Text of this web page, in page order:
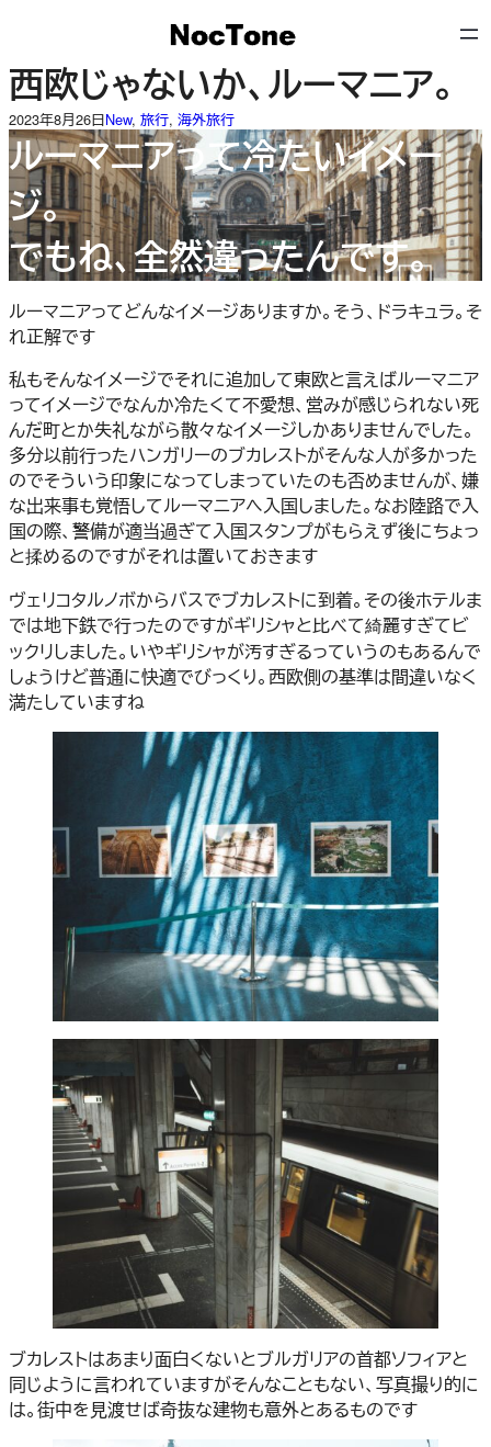
を
ス
キ
ッ
プ
西欧じゃないか、ルーマニア。
2023年8月26日New, 旅行, 海外旅行
ルーマニアって冷たいイメー
ジ。
でもね、全然違ったんです。
ルーマニアってどんなイメージありますか。そう、ドラキュラ。そ
れ正解です
私もそんなイメージでそれに追加して東欧と言えばルーマニア
ってイメージでなんか冷たくて不愛想、営みが感じられない死
んだ町とか失礼ながら散々なイメージしかありませんでした。
多分以前行ったハンガリーのブカレストがそんな人が多かった
のでそういう印象になってしまっていたのも否めませんが、嫌
な出来事も覚悟してルーマニアへ入国しました。なお陸路で入
国の際、警備が適当過ぎて入国スタンプがもらえず後にちょっ
と揉めるのですがそれは置いておきます
ヴェリコタルノボからバスでブカレストに到着。その後ホテルま
では地下鉄で行ったのですがギリシャと比べて綺麗すぎてビ
ックリしました。いやギリシャが汚すぎるっていうのもあるんで
しょうけど普通に快適でびっくり。西欧側の基準は間違いなく
満たしていますね
ブカレストはあまり面白くないとブルガリアの首都ソフィアと
同じように言われていますがそんなこともない、写真撮り的に
は。街中を見渡せば奇抜な建物も意外とあるものです